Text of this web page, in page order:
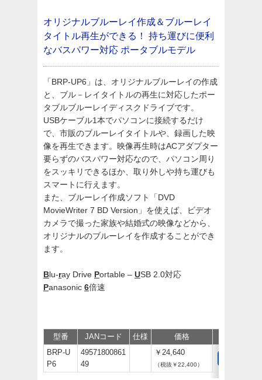
オリジナルブルーレイ作成＆ブルーレイ
タイトル再生ができる！
持ち運びに便利
なバスパワー対応 ポータブルモデル
「BRP-UP6」は、オリジナルブルーレイの作成
と、ブル－レイタイトルの再生に対応したポー
タブルブルーレイディスクドライブです。
USBケーブル1本でパソコンに接続するだけ
で、市販のブルーレイタイトルや、録画した映
像を再生できます。映像再生時はACアダプター
要らずのバスパワー対応なので、パソコン周り
をスッキリできるほか、取り外しや持ち運びも
スマートに行えます。
また、ブルーレイ作成ソフト「DVD
MovieWriter 7 BD Version」を使えば、ビデオ
カメラで撮った家族や結婚式の映像などから、
オリジナルのブルーレイを作成することができ
ます。
Blu-ray Drive Portable – USB 2.0対応
Panasonic 6倍速
型番 JANコード 仕様 価格
BRP-U
P6
49571800861
49
￥24,640
（税抜￥22,400）